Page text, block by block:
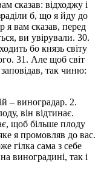
сказав: відходжу і
б, що я йду до
я вам сказав, перед
ви увірували. 30.
бо князь світу
31. Але щоб світ
так чиню:
– виноградар. 2.
він відтинає.
щоб більше плоду
я промовляв до вас.
гілка сама з себе
виноградині, так і